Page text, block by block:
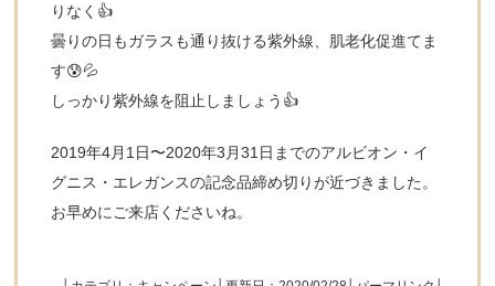
りなく👍
曇りの日もガラスも通り抜ける紫外線、肌老化促進てま
す😰💦
しっかり紫外線を阻止しましょう👍
2019年4月1日〜2020年3月31日までのアルビオン・イ
グニス・エレガンスの記念品締め切りが近づきました。
お早めにご来店くださいね。